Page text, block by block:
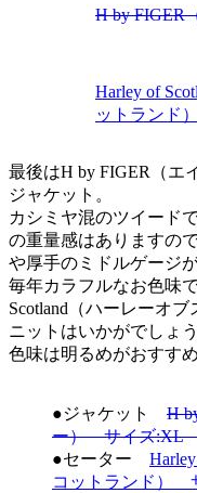
H by FIGER
Harley of
ットランド）
最後はH by FIGER（エ
ジャケット。
カシミヤ混のツイード
の重量感はありますの
や厚手のミドルゲージ
毎年カラフルなお色味
Scotland（ハーレーオ
ニットはいかがでしょう
色味は明るめがおすすめ
●ジャケット H
ー） サイズ:XL
●セーター
コットランド）